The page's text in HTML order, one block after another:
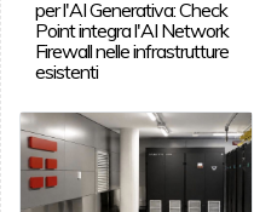
per l'AI Generativa: Check
Point integra l'AI Network
Firewall nelle infrastrutture
esistenti